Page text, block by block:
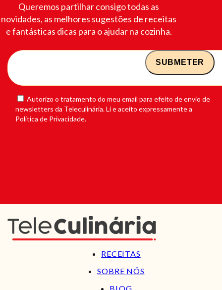
Queremos partilhar consigo todas as
novidades, as melhores sugestões de receitas
e fantásticas dicas para o ajudar na cozinha.
Autorizo o tratamento do meu email para efeito de envio de
newsletters da Teleculinária. Li e aceito expressamente a
Política de Privacidade.
RECEITAS
SOBRE NÓS